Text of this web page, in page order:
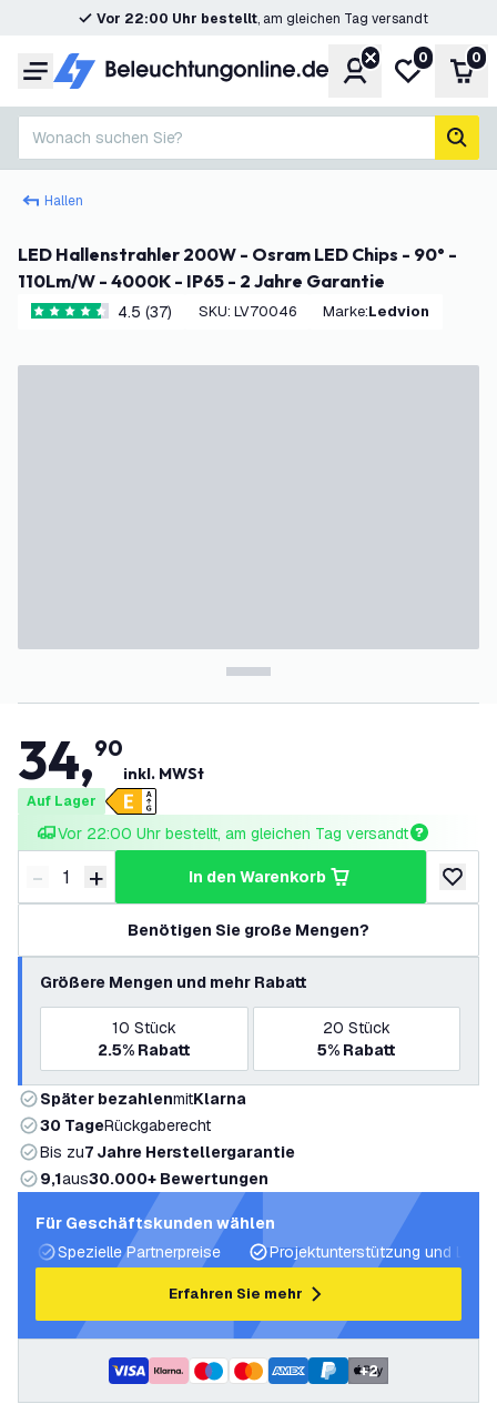
Vor 22:00 Uhr bestellt, am gleichen Tag versandt
Menü KontoMeine
0 0
Wonach suchen Sie?
Hallen
LED Hallenstrahler 200W - Osram LED Chips - 90° -
110Lm/W - 4000K - IP65 - 2 Jahre Garantie
4.5 Bewertungssterne
4.5 (37) SKU: LV70046 Marke: Ledvion
34,90
inkl. MWSt
Auf Lager
Vor 22:00 Uhr bestellt, am gleichen Tag versandt
Menge verringern
- Menge erhöhen
+ in den Warenkorb
zur
Benötigen Sie große Mengen?
Größere Mengen und mehr Rabatt
10 Stück
2.5% Rabatt
20 Stück
5% Rabatt
Später bezahlenmitKlarna
30 TageRückgaberecht
Bis zu7 Jahre Herstellergarantie
9,1aus30.000+ Bewertungen
Für Geschäftskunden wählen
Spezielle Partnerpreise
Projektunterstützung und
Erfahren Sie mehr
+2